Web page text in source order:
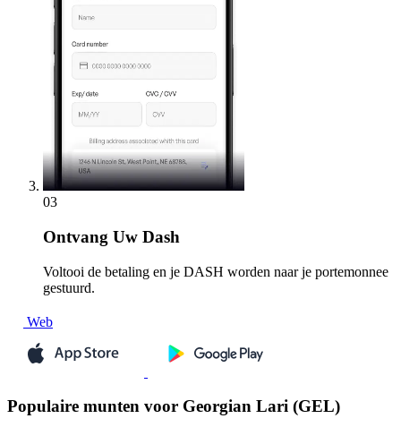
03
Ontvang Uw Dash
Voltooi de betaling en je DASH worden naar je portemonnee
gestuurd.
Web
Populaire munten voor Georgian Lari (GEL)